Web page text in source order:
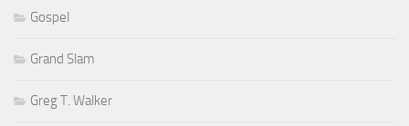
Gospel
Grand Slam
Greg T. Walker